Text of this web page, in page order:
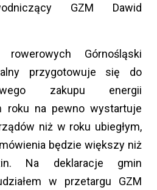
GZM Dawid
Górnośląski
przygotowuje się do
zakupu energii
roku na pewno wystartuje
niż w roku ubiegłym,
będzie większy niż
Na deklaracje gmin
w przetargu GZM